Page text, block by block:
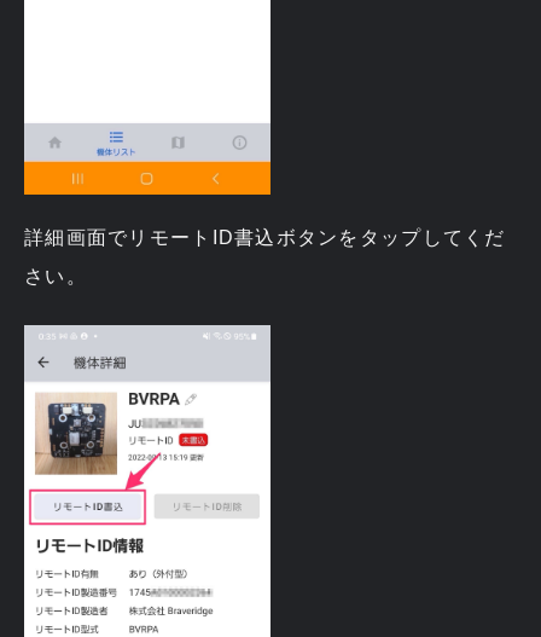
詳細画面でリモートID書込ボタンをタップしてくだ
さい。